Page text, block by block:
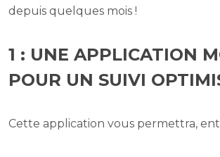
depuis quelques mois !
1 : UNE APPLICATION
POUR UN SUIVI
Cette application vous permettra,